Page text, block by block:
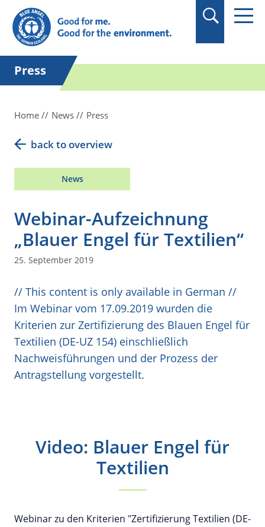
in quotation marks.
Press
Home News Press
back to overview
News
Webinar-Aufzeichnung
„Blauer Engel für Textilien“
25. September 2019
// This content is only available in German //
Im Webinar vom 17.09.2019 wurden die
Kriterien zur Zertifizierung des Blauen Engel für
Textilien (DE-UZ 154) einschließlich
Nachweisführungen und der Prozess der
Antragstellung vorgestellt.
Video: Blauer Engel für
Textilien
Webinar zu den Kriterien "Zertifizierung Textilien (DE-